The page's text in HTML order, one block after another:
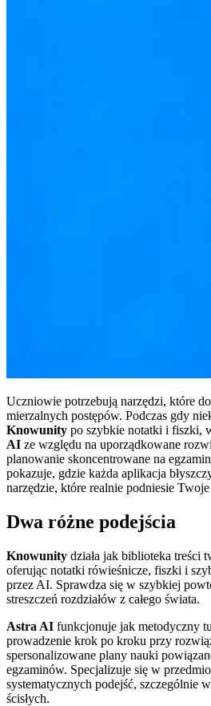
Uczniowie potrzebują narzędzi, które
mierzalnych postępów. Podczas gdy
Knowunity po szybkie notatki i fiszki,
AI ze względu na uporządkowane
planowanie skoncentrowane na
pokazuje, gdzie każda aplikacja
narzędzie, które realnie podniesie
Dwa różne podejścia
Knowunity działa jak biblioteka treści
oferując notatki rówieśnicze, fiszki i
przez AI. Sprawdza się w szybkiej
streszczeń rozdziałów z całego świata.
Astra AI funkcjonuje jak metodyczny
prowadzenie krok po kroku przy
spersonalizowane plany nauki
egzaminów. Specjalizuje się w
systematycznych podejść, szczególnie
ścisłych.